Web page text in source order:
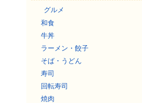
グルメ
和食
牛丼
ラーメン・餃子
そば・うどん
寿司
回転寿司
焼肉